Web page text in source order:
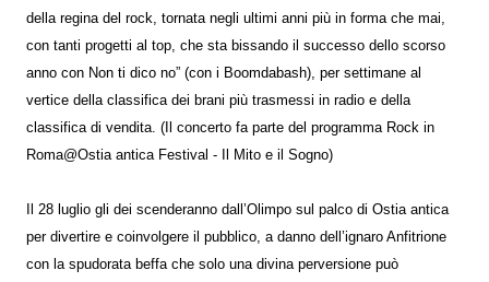
della regina del rock, tornata negli ultimi anni più in forma che mai,
con tanti progetti al top, che sta bissando il successo dello scorso
anno con Non ti dico no” (con i Boomdabash), per settimane al
vertice della classifica dei brani più trasmessi in radio e della
classifica di vendita. (Il concerto fa parte del programma Rock in
Roma@Ostia antica Festival - Il Mito e il Sogno)
Il 28 luglio gli dei scenderanno dall’Olimpo sul palco di Ostia antica
per divertire e coinvolgere il pubblico, a danno dell’ignaro Anfitrione
con la spudorata beffa che solo una divina perversione può